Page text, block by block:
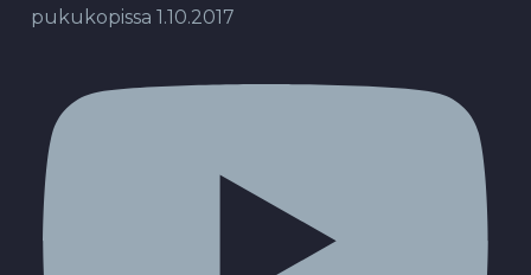
pukukopissa 1.10.2017